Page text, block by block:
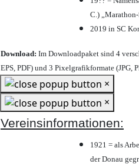
C.)
2019 in SC
Download: Im Downloadpaket sind 4
EPS, PDF) und 3 Pixelgrafikformate (JPG,
×
×
Vereinsinformationen:
1921 = als
der Donau